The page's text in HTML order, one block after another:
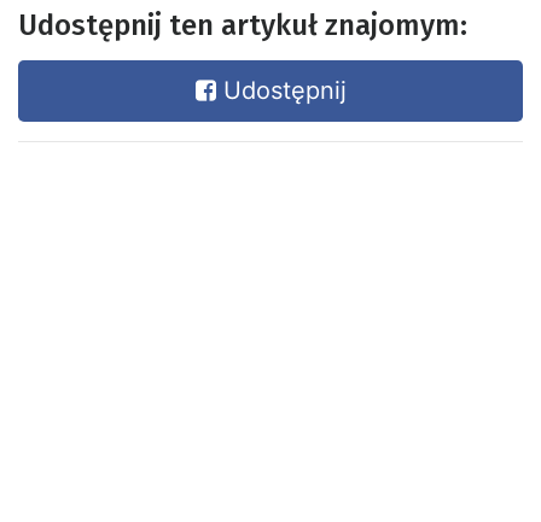
Udostępnij ten artykuł znajomym:
Udostępnij